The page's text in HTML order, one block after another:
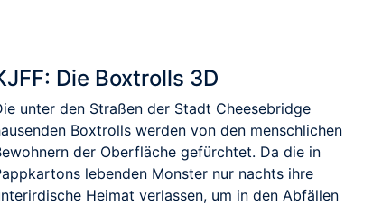
Die Boxtrolls 3D
unter den Straßen der Stadt Cheesebridge
Boxtrolls werden von den menschlichen
der Oberfläche gefürchtet. Da die in
lebenden Monster nur nachts ihre
Heimat verlassen, um in den Abfällen